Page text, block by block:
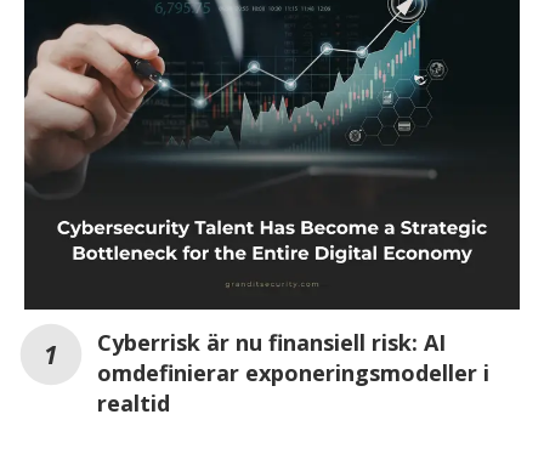
Cyberrisk är nu finansiell risk: AI
omdefinierar exponeringsmodeller i
realtid